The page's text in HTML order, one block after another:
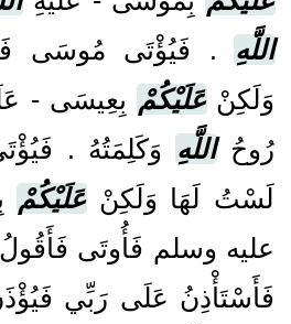
اللَّهِ ‏.‏ فَيُؤْتَى مُوسَى
وَلَكِنْعَلَيْكُمْ بِعِيسَى -
رُوحُاللَّهِ وَكَلِمَتُهُ ‏.‏
لَسْتُ لَهَا وَلَكِنْعَلَيْكُمْ
عليه وسلم فَأُوتَى فَأَقُولُ
فَأَسْتَأْذِنُ عَلَى رَبِّي